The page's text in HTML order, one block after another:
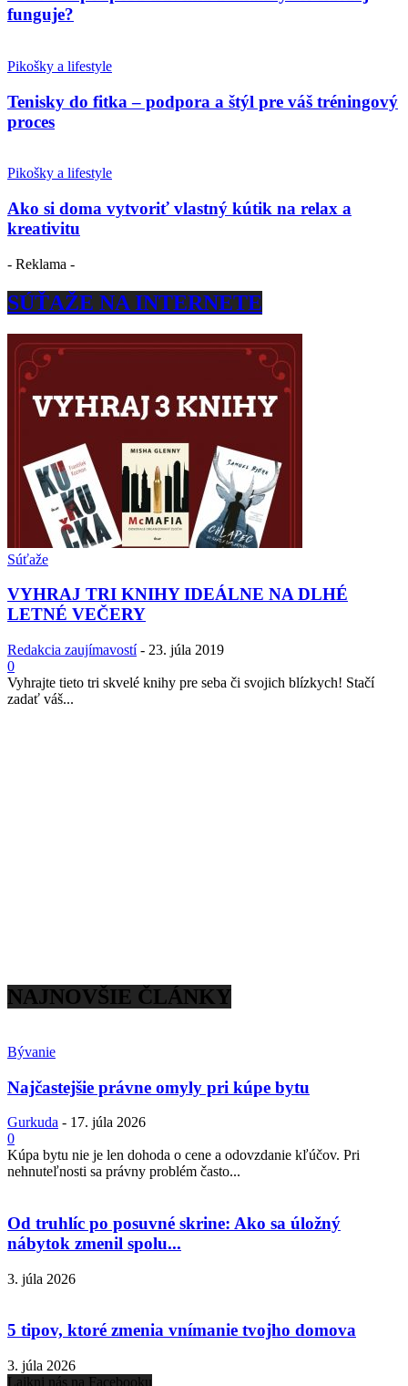
funguje?
Pikošky a lifestyle
Tenisky do fitka – podpora a štýl pre váš tréningový
proces
Pikošky a lifestyle
Ako si doma vytvoriť vlastný kútik na relax a
kreativitu
- Reklama -
SÚŤAŽE NA INTERNETE
Súťaže
VYHRAJ TRI KNIHY IDEÁLNE NA DLHÉ
LETNÉ VEČERY
Redakcia zaujímavostí - 23. júla 2019
0
Vyhrajte tieto tri skvelé knihy pre seba či svojich blízkych! Stačí
zadať váš...
NAJNOVŠIE ČLÁNKY
Bývanie
Najčastejšie právne omyly pri kúpe bytu
Gurkuda - 17. júla 2026
0
Kúpa bytu nie je len dohoda o cene a odovzdanie kľúčov. Pri
nehnuteľnosti sa právny problém často...
Od truhlíc po posuvné skrine: Ako sa úložný
nábytok zmenil spolu...
3. júla 2026
5 tipov, ktoré zmenia vnímanie tvojho domova
3. júla 2026
Lajkni nás na Facebooku